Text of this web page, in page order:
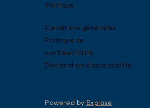
Politique
Conditions générales
Politique de
confidentialité
Déclaration d'accessibilité
Powered by Explose